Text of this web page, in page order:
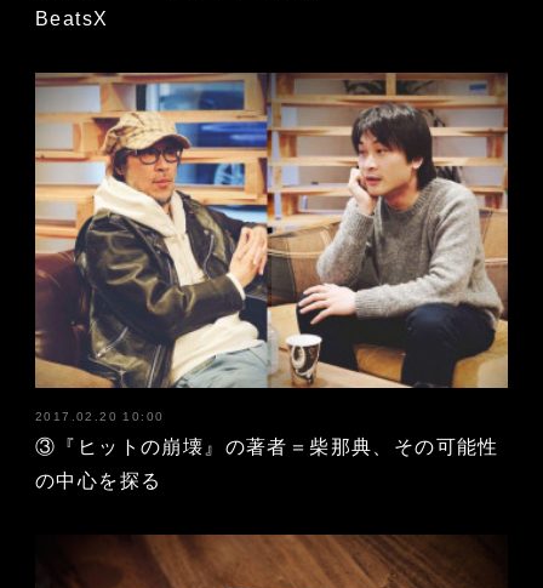
BeatsX
2017.02.20 10:00
③『ヒットの崩壊』の著者＝柴那典、その可能性
の中心を探る